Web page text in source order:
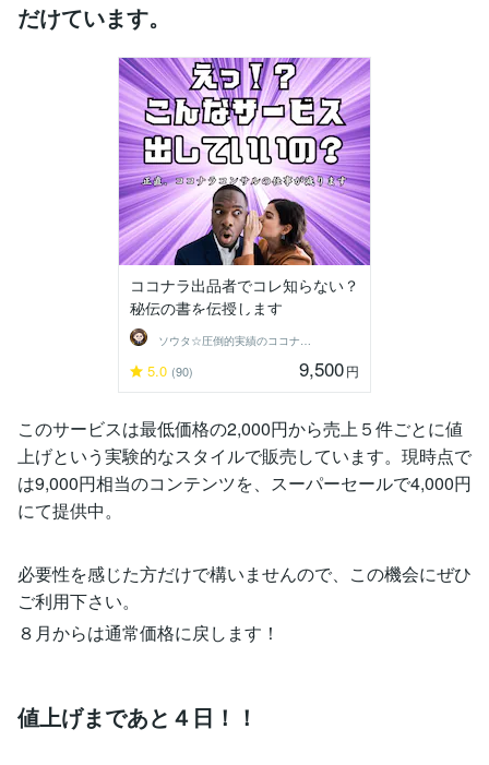
だけています。
ココナラ出品者でコレ知らない？
秘伝の書を伝授します
ソウタ☆圧倒的実績のココナ ラのコンサル
5.0 (90) 9,500円
このサービスは最低価格の2,000円から売上５件ごとに値
上げという実験的なスタイルで販売しています。現時点で
は9,000円相当のコンテンツを、スーパーセールで4,000円
にて提供中。
必要性を感じた方だけで構いませんので、この機会にぜひ
ご利用下さい。
８月からは通常価格に戻します！
値上げまであと４日！！